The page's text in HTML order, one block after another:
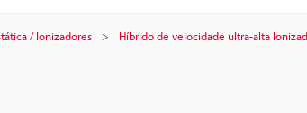
/ Ionizadores Híbrido de velocidade ultra-alta